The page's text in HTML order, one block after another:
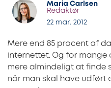
Maria Carlsen
Redaktør
22 mar. 2012
Mere end 85 procent af
internettet. Og for mange
mere almindeligt at finde
når man skal have udført